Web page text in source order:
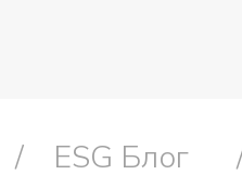
ESG Блог